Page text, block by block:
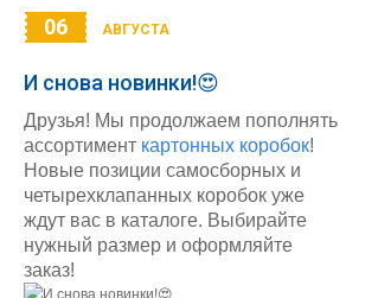
06 АВГУСТА
И снова новинки!😍
Друзья! Мы продолжаем пополнять
ассортимент картонных коробок!
Новые позиции самосборных и
четырехклапанных коробок уже
ждут вас в каталоге. Выбирайте
нужный размер и оформляйте
заказ!